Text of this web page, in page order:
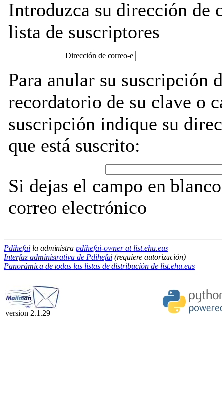
Introduzca su dirección de
lista de suscriptores
Dirección de correo-e
Para anular su suscripción
recordatorio de su clave o
suscripción indique su
que está suscrito:
Si dejas el campo en
correo electrónico
Pdihefai la administra pdihefai-owner at list.ehu.eus
Interfaz administrativa de Pdihefai (requiere autorización)
Panorámica de todas las listas de distribución de list.ehu.eus
version 2.1.29